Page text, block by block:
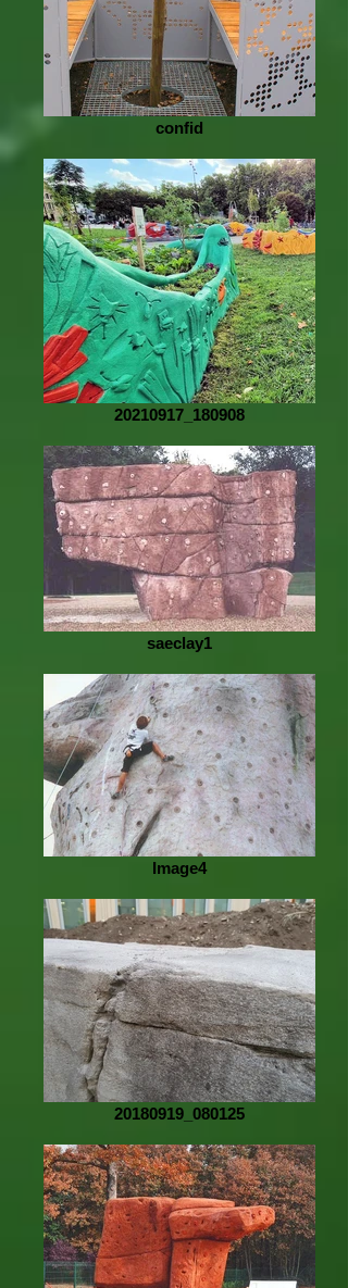
confid
20210917_180908
saeclay1
Image4
20180919_080125